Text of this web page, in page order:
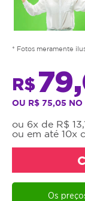
* Fotos meramente
R$
OU R$ 75,05 NO
ou 6x de R$
ou em até 10x
Os